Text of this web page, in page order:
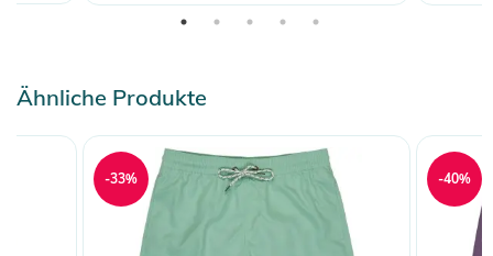
Ähnliche Produkte
-33% -40%